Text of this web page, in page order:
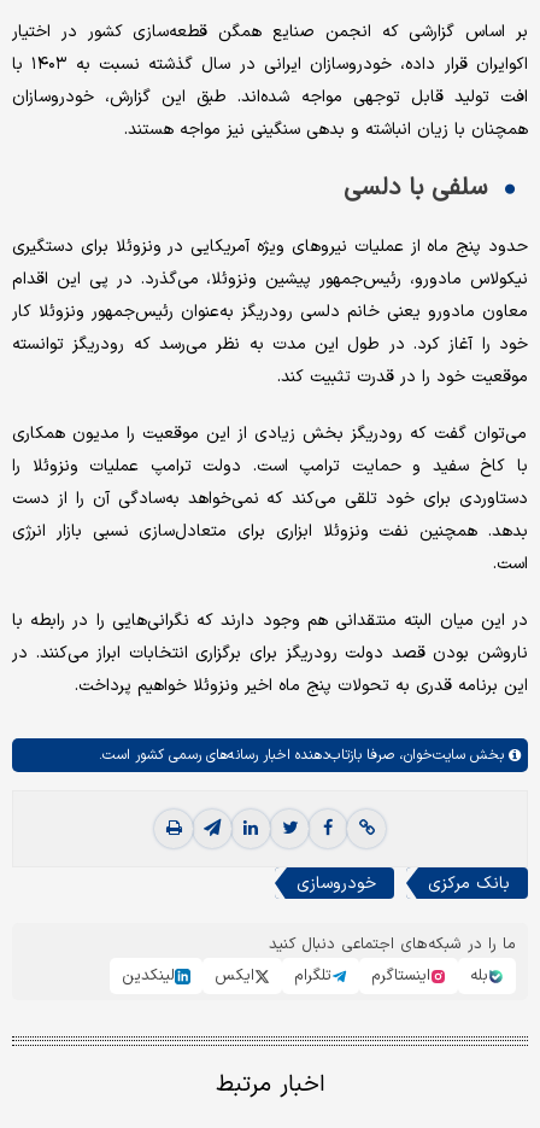
بر اساس گزارشی که انجمن صنایع همگن قطعه‌سازی کشور در اختیار
اکوایران قرار داده، خودروسازان ایرانی در سال گذشته نسبت به ۱۴۰۳ با
افت تولید قابل توجهی مواجه شده‌اند. طبق این گزارش، خودروسازان
همچنان با زیان انباشته و بدهی سنگینی نیز مواجه هستند.
سلفی با دلسی
حدود پنج ماه از عملیات نیروهای ویژه آمریکایی در ونزوئلا برای دستگیری
نیکولاس مادورو، رئیس‌جمهور پیشین ونزوئلا، می‌گذرد. در پی این اقدام
معاون مادورو یعنی خانم دلسی رودریگز به‌عنوان رئیس‌جمهور ونزوئلا کار
خود را آغاز کرد. در طول این مدت به نظر می‌رسد که رودریگز توانسته
موقعیت خود را در قدرت تثبیت کند.
می‌توان گفت که رودریگز بخش زیادی از این موقعیت را مدیون همکاری
با کاخ سفید و حمایت ترامپ است. دولت ترامپ عملیات ونزوئلا را
دستاوردی برای خود تلقی می‌کند که نمی‌خواهد به‌سادگی آن را از دست
بدهد. همچنین نفت ونزوئلا ابزاری برای متعادل‌سازی نسبی بازار انرژی
است.
در این میان البته منتقدانی هم وجود دارند که نگرانی‌هایی را در رابطه با
ناروشن بودن قصد دولت رودریگز برای برگزاری انتخابات ابراز می‌کنند. در
این برنامه قدری به تحولات پنج ماه اخیر ونزوئلا خواهیم پرداخت.
بخش سایت‌خوان، صرفا بازتاب‌دهنده اخبار رسانه‌های رسمی کشور است.
بانک مرکزی خودروسازی
ما را در شبکه‌های اجتماعی دنبال کنید
بله
اینستاگرم تلگرام ایکس لینکدین
اخبار مرتبط